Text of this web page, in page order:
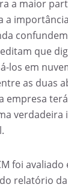
a maior
a
que
los em
as duas
empresa
foi avaliado
relatório